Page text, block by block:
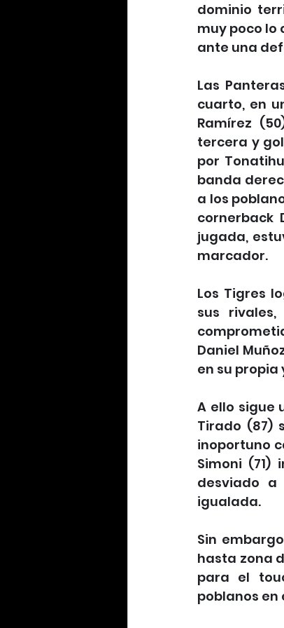
dominio
muy poco lo
ante una
Las
cuarto, en
Ramírez
tercera y
por
banda
a los
cornerback
jugada,
marcador.
Los Tigres
sus
Daniel
en su propia
A ello sigue
Tirado (87)
inoportuno
Simoni
desviado
igualada.
Sin
hasta zona
para el
poblanos en